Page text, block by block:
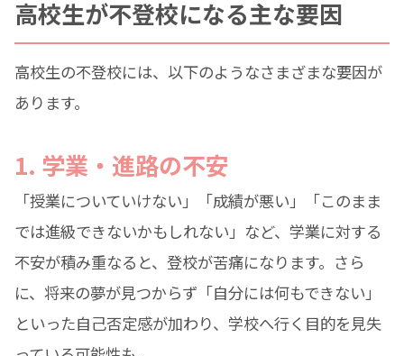
高校生が不登校になる主な要因
高校生の不登校には、以下のようなさまざまな要因が
あります。
1. 学業・進路の不安
「授業についていけない」「成績が悪い」「このまま
では進級できないかもしれない」など、学業に対する
不安が積み重なると、登校が苦痛になります。さら
に、将来の夢が見つからず「自分には何もできない」
といった自己否定感が加わり、学校へ行く目的を見失